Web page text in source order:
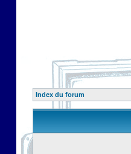
Index du forum